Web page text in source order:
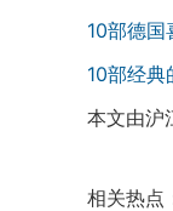
10部德
10部经
本文由沪
相关热点